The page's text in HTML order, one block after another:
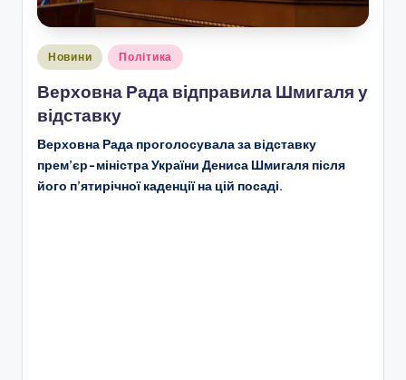
Опубліковано
Новини Політика
Верховна Рада відправила Шмигаля у
відставку
Верховна Рада проголосувала за відставку
прем’єр-міністра України Дениса Шмигаля після
його п’ятирічної каденції на цій посаді.